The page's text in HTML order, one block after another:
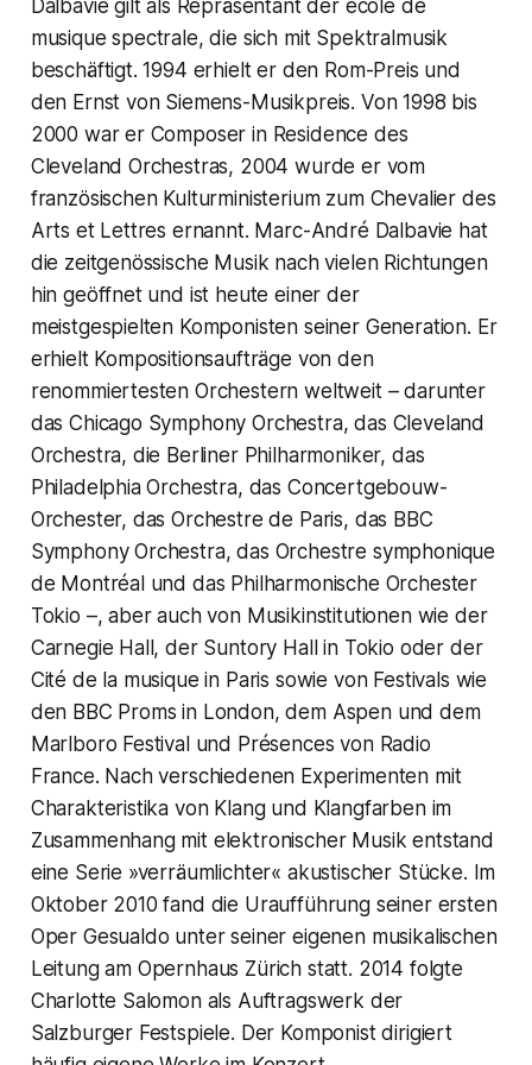
Dalbavie gilt als Repräsentant der école de
musique spectrale, die sich mit Spektralmusik
beschäftigt. 1994 erhielt er den Rom-Preis und
den Ernst von Siemens-Musikpreis. Von 1998 bis
2000 war er Composer in Residence des
Cleveland Orchestras, 2004 wurde er vom
französischen Kulturministerium zum Chevalier des
Arts et Lettres ernannt. Marc-André Dalbavie hat
die zeitgenössische Musik nach vielen Richtungen
hin geöffnet und ist heute einer der
meistgespielten Komponisten seiner Generation. Er
erhielt Kompositionsaufträge von den
renommiertesten Orchestern weltweit – darunter
das Chicago Symphony Orchestra, das Cleveland
Orchestra, die Berliner Philharmoniker, das
Philadelphia Orchestra, das Concertgebouw-
Orchester, das Orchestre de Paris, das BBC
Symphony Orchestra, das Orchestre symphonique
de Montréal und das Philharmonische Orchester
Tokio –, aber auch von Musikinstitutionen wie der
Carnegie Hall, der Suntory Hall in Tokio oder der
Cité de la musique in Paris sowie von Festivals wie
den BBC Proms in London, dem Aspen und dem
Marlboro Festival und Présences von Radio
France. Nach verschiedenen Experimenten mit
Charakteristika von Klang und Klangfarben im
Zusammenhang mit elektronischer Musik entstand
eine Serie »verräumlichter« akustischer Stücke. Im
Oktober 2010 fand die Uraufführung seiner ersten
Oper Gesualdo unter seiner eigenen musikalischen
Leitung am Opernhaus Zürich statt. 2014 folgte
Charlotte Salomon als Auftragswerk der
Salzburger Festspiele. Der Komponist dirigiert